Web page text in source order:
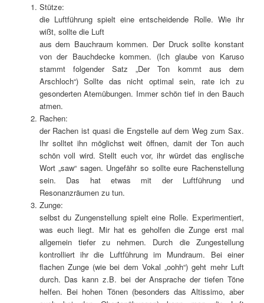
Stütze:
die Luftführung spielt eine entscheidende Rolle. Wie ihr
wißt, sollte die Luft
aus dem Bauchraum kommen. Der Druck sollte konstant
von der Bauchdecke kommen. (Ich glaube von Karuso
stammt folgender Satz „Der Ton kommt aus dem
Arschloch“) Sollte das nicht optimal sein, rate ich zu
gesonderten Atemübungen. Immer schön tief in den Bauch
atmen.
Rachen:
der Rachen ist quasi die Engstelle auf dem Weg zum Sax.
Ihr solltet ihn möglichst weit öffnen, damit der Ton auch
schön voll wird. Stellt euch vor, ihr würdet das englische
Wort „saw“ sagen. Ungefähr so sollte eure Rachenstellung
sein. Das hat etwas mit der Luftführung und
Resonanzräumen zu tun.
Zunge:
selbst du Zungenstellung spielt eine Rolle. Experimentiert,
was euch liegt. Mir hat es geholfen die Zunge erst mal
allgemein tiefer zu nehmen. Durch die Zungestellung
kontrolliert ihr die Luftführung im Mundraum. Bei einer
flachen Zunge (wie bei dem Vokal „oohh“) geht mehr Luft
durch. Das kann z.B. bei der Ansprache der tiefen Töne
helfen. Bei hohen Tönen (besonders das Altissimo, aber